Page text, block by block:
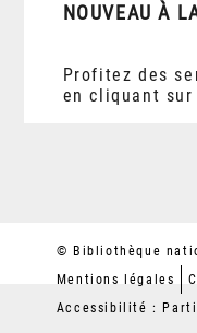
NOUVEAU À
Profitez des
en cliquant sur
© Bibliothèque
Mentions légales
Accessibilité :